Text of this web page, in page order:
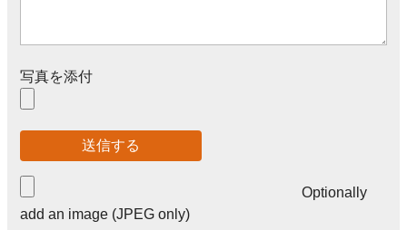
写真を添付
Optionally
add an image (JPEG only)